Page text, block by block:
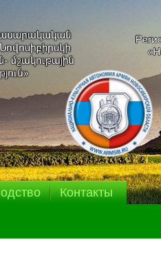
Контакты